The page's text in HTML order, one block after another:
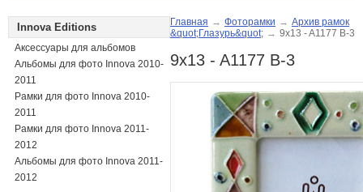
Innova Editions
Аксессуары для альбомов
Альбомы для фото Innova 2010-
2011
Рамки для фото Innova 2010-
2011
Рамки для фото Innova 2011-
2012
Альбомы для фото Innova 2011-
2012
Главная → Фоторамки → Архив рамок
&quot;Глазурь&quot; → 9x13 - A1177 B-3
9x13 - A1177 B-3